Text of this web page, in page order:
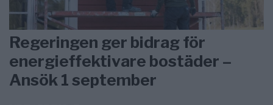
Regeringen ger bidrag för
energieffektivare bostäder –
Ansök 1 september